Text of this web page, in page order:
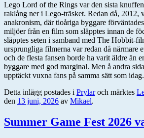
Lego Lord of the Rings var den sista
raklång ner i Lego-träsket. Redan då, 2012,
anakronism, där tioåriga byggare
miljöer från en film som släpptes innan de
släpptes seten i samband med The Hobbit-
ursprungliga filmerna var redan då närmare
och de flesta fansen borde ha varit äldre än
byggare med god marginal. Men å andra
upptäckt vuxna fans på samma sätt som idag.
Detta inlägg postades i Prylaroch märktes
den 13 juni, 2026 av Mikael.
Summer Game Fest 2026